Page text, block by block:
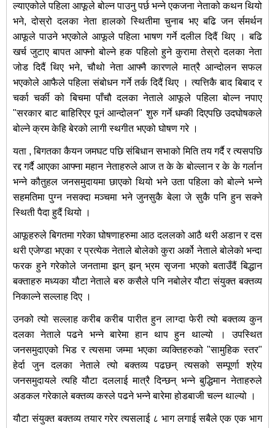
ल्याएकोले पहिला आफूले बोल्न पाउनु पर्छ भन्ने एकजना नेताको कथन थियो
भने, दोस्रो दलका नेता हालको स्थितीमा चुनाब भए बढि जन र्समर्थन
आफूले पाउने भएकोले आफूले पहिला भाषण गर्ने दलील दिदैं थिए । बढि
खर्च जुटाए बापत आफ्नो बोल्ने हक पहिलो हुने कुरामा तेस्रो दलका नेता
जोड दिदैं थिए भने, चौथो नेता आफ्नै कारणले मात्रै आन्दोलन सफल
भएकोले आफैले पहिला संबोधन गर्ने तर्क दिदैं थिए । त्यत्तिकै बाद बिबाद र
चर्का चर्की को बिचमा पाँचौ दलका नेताले आफूले पहिला बोल्न नपाए
"सरकार बाट बाहिरिएर पूनं आन्दोलन" शुरु गर्ने धम्की दिएपछि उदघोषकले
बोल्ने क्रम केहि बेरको लागी स्थगीत भएको घोषण गरे ।
यता , बिगतका कैयन जमघट पछि संबिधान सभाको मिति तय गर्दै र त्यसपछि
रद्द गर्दै आएका आफ्ना महान नेताहरुले आज त के के बोल्लान र के के गर्लान
भन्ने कौतुहल जनसमुदायमा छाएको थियो भने उता पहिला को बोल्ने भन्ने
सहमतिमा पुग्न नसक्दा मञ्चमा भने जुनसुकै बेला जे सुकै पनि हुन सक्ने
स्थिती पैदा हुदैं थियो ।
आफूहरुले बिगतमा गरेका घोषणाहरुमा आठ दललको आठै थरी अडान र दस
थरी एजेण्डा भएका र प्रत्येक नेताले बोलेको कुरा अर्को नेताले बोलेको भन्दा
फरक हुने गरेकोले जनतामा झन् झन् भ्रम सृजना भएको बताउँदैं बिद्धान
बक्ताहरु मध्यका यौटा नेताले बरु कसैले पनि नबोलेर यौटा संयुक्त बक्तव्य
निकाल्ने सल्लाह दिए ।
उनको त्यो सल्लाह करीब करीब पारीत हुन लाग्दा फेरी त्यो बक्तव्य कुन
दलका नेताले पढने भन्ने बारेमा हान थाप हुन थाल्यो । उपस्थित
जनसमुदाएको भिड र त्यसमा जम्मा भएका व्यक्तिहरुको "सामुहिक स्तर"
हेर्दा जुन दलका नेताले त्यो बक्तव्य पढछन् त्यसको सम्पूर्णा श्रेय
जनसमुदायले त्यहि यौटा दललाई मात्रै दिन्छन् भन्ने बुद्धिमान नेताहरुले
अडकल गरेकाले बक्तव्य कस्ले पढने भन्ने बारेमा होडबाजी चल्न थाल्यो ।
यौटा संयुक्त बक्तव्य तयार गरेर त्यसलाई ८ भाग लगाई सबैले एक एक भाग